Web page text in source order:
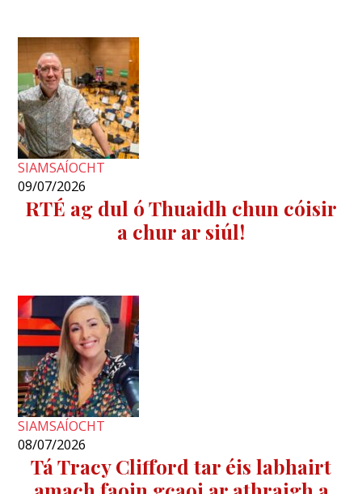
SIAMSAÍOCHT
09/07/2026
RTÉ ag dul ó Thuaidh chun cóisir
a chur ar siúl!
SIAMSAÍOCHT
08/07/2026
Tá Tracy Clifford tar éis labhairt